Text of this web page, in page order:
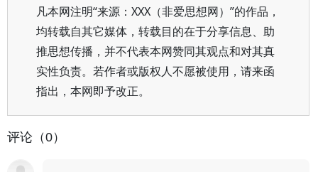
凡本网注明“来源：XXX（非爱思想网）”的作品，
均转载自其它媒体，转载目的在于分享信息、助
推思想传播，并不代表本网赞同其观点和对其真
实性负责。若作者或版权人不愿被使用，请来函
指出，本网即予改正。
评论（0）